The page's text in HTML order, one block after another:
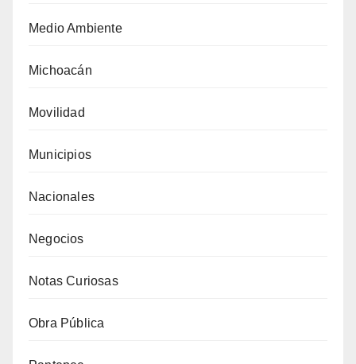
Medio Ambiente
Michoacán
Movilidad
Municipios
Nacionales
Negocios
Notas Curiosas
Obra Pública